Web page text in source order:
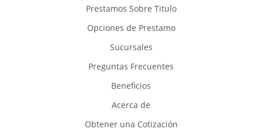
Prestamos Sobre Titulo
Opciones de Prestamo
Sucursales
Preguntas Frecuentes
Beneficios
Acerca de
Obtener una Cotización